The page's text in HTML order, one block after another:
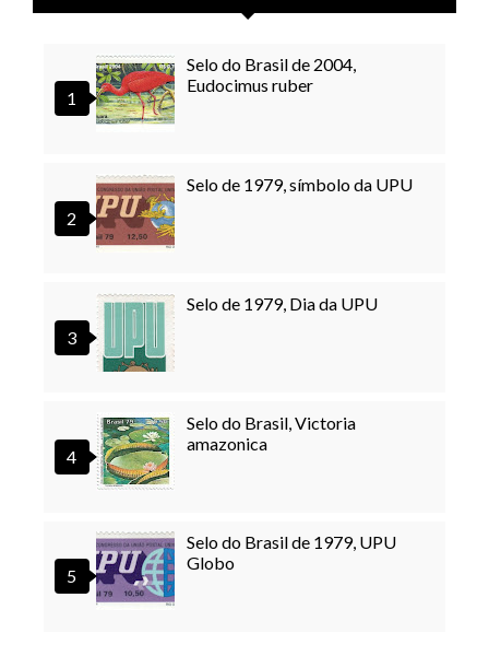
Selo do Brasil de 2004,
Eudocimus ruber
Selo de 1979, símbolo da UPU
Selo de 1979, Dia da UPU
Selo do Brasil, Victoria
amazonica
Selo do Brasil de 1979, UPU
Globo